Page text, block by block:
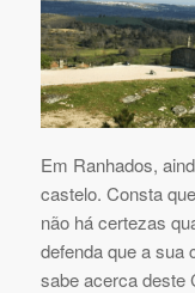
Em Ranhados,
castelo. Consta
não há certezas
defenda que a sua
sabe acerca deste